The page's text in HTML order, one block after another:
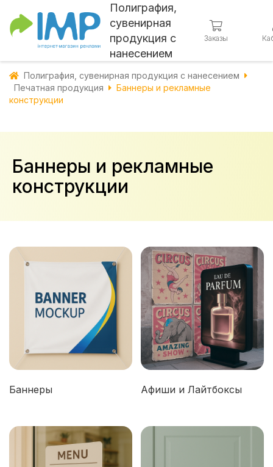
Полиграфия,
сувенирная
продукция с
нанесением
Заказы
Полиграфия, сувенирная продукция с нанесением
Печатная продукция
Баннеры и рекламные
конструкции
Баннеры и рекламные
конструкции
Баннеры Афиши и Лайтбоксы